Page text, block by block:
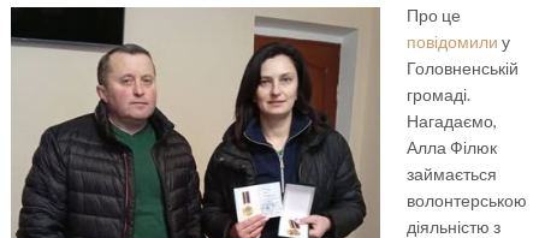
Про це
повідомили у
Головненській
громаді.
Нагадаємо,
Алла Філюк
займається
волонтерською
діяльністю з